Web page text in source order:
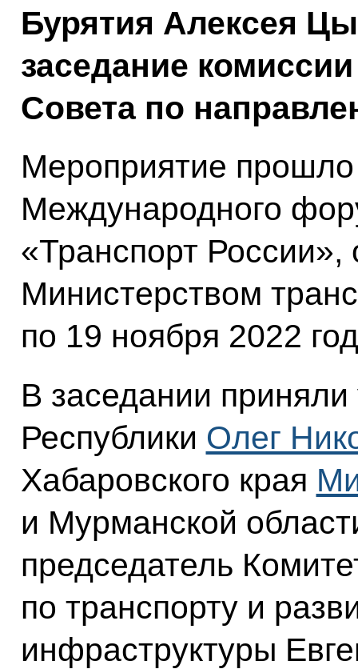
Бурятия Алексея
заседание
Совета по
Мероприятие
Международного
«Транспорт России»,
Министерством
по 19 ноября 2022
В заседании
Республики Олег
Хабаровского края
и Мурманской
председатель
по транспорту и
инфраструктуры